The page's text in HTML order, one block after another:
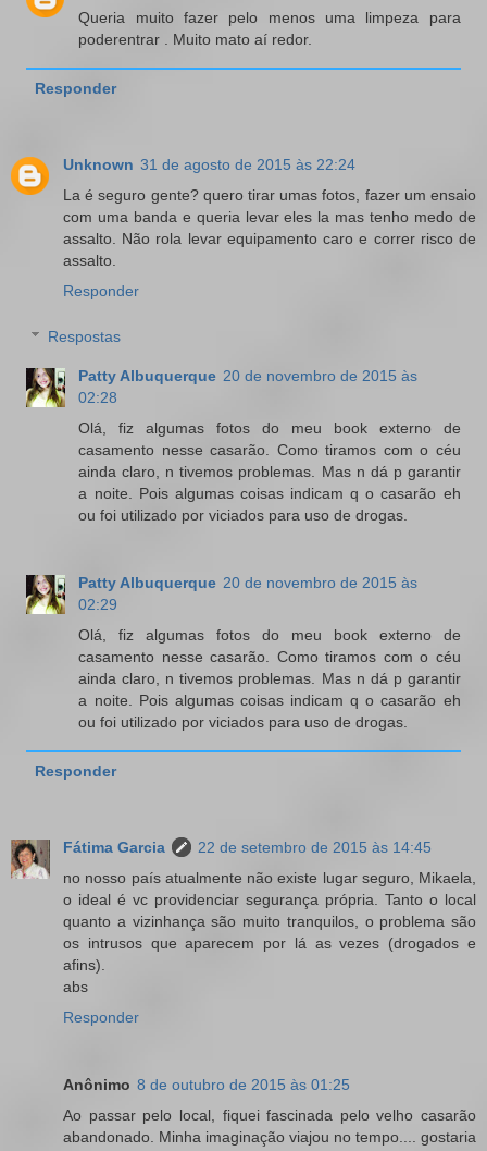
Queria muito fazer pelo menos uma limpeza para
poderentrar . Muito mato aí redor.
Responder
Unknown 31 de agosto de 2015 às 22:24
La é seguro gente? quero tirar umas fotos, fazer um ensaio
com uma banda e queria levar eles la mas tenho medo de
assalto. Não rola levar equipamento caro e correr risco de
assalto.
Responder
Respostas
Patty Albuquerque 20 de novembro de 2015 às
02:28
Olá, fiz algumas fotos do meu book externo de
casamento nesse casarão. Como tiramos com o céu
ainda claro, n tivemos problemas. Mas n dá p garantir
a noite. Pois algumas coisas indicam q o casarão eh
ou foi utilizado por viciados para uso de drogas.
Patty Albuquerque 20 de novembro de 2015 às
02:29
Olá, fiz algumas fotos do meu book externo de
casamento nesse casarão. Como tiramos com o céu
ainda claro, n tivemos problemas. Mas n dá p garantir
a noite. Pois algumas coisas indicam q o casarão eh
ou foi utilizado por viciados para uso de drogas.
Responder
Fátima Garcia
22 de setembro de 2015 às 14:45
no nosso país atualmente não existe lugar seguro, Mikaela,
o ideal é vc providenciar segurança própria. Tanto o local
quanto a vizinhança são muito tranquilos, o problema são
os intrusos que aparecem por lá as vezes (drogados e
afins).
abs
Responder
Anônimo 8 de outubro de 2015 às 01:25
Ao passar pelo local, fiquei fascinada pelo velho casarão
abandonado. Minha imaginação viajou no tempo.... gostaria